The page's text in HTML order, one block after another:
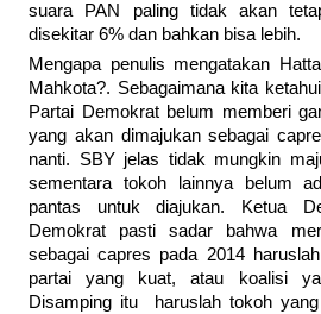
suara PAN paling tidak akan
disekitar 6% dan bahkan bisa lebih.
Mengapa penulis mengatakan
Mahkota?. Sebagaimana kita
Partai Demokrat belum memberi
yang akan dimajukan sebagai
nanti. SBY jelas tidak mungkin
sementara tokoh lainnya belum
pantas untuk diajukan. Ketua
Demokrat pasti sadar bahwa
sebagai capres pada 2014
partai yang kuat, atau koalisi
Disamping itu haruslah tokoh